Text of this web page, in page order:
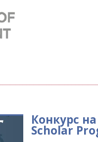
Конкурс
Scholar